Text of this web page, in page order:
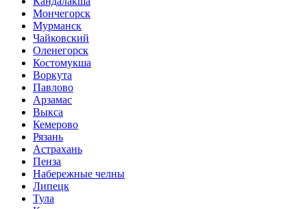
Мончегорск
Мурманск
Чайковский
Оленегорск
Костомукша
Воркута
Павлово
Арзамас
Выкса
Кемерово
Рязань
Астрахань
Пенза
Набережные челны
Липецк
Тула